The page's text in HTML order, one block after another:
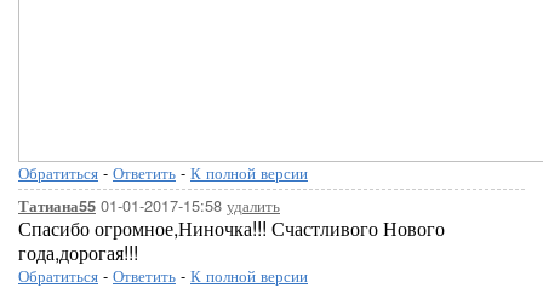
Обратиться - Ответить - К полной версии
Татиана55 01-01-2017-15:58 удалить
Спасибо огромное,Ниночка!!! Счастливого Нового
года,дорогая!!!
Обратиться - Ответить - К полной версии